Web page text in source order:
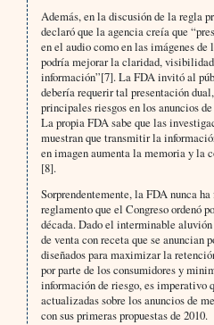
Además, en la discusión de la regla
declaró que la agencia creía que
en el audio como en las imágenes
podría mejorar la claridad,
información”[7]. La FDA invitó al
debería requerir tal presentación
principales riesgos en los anuncios
La propia FDA sabe que las
muestran que transmitir la
en imagen aumenta la memoria y la
[8].
Sorprendentemente, la FDA nunca
reglamento que el Congreso ordenó
década. Dado el interminable
de venta con receta que se anuncian
diseñados para maximizar la
por parte de los consumidores y
información de riesgo, es imperativo
actualizadas sobre los anuncios de
con sus primeras propuestas de 2010.